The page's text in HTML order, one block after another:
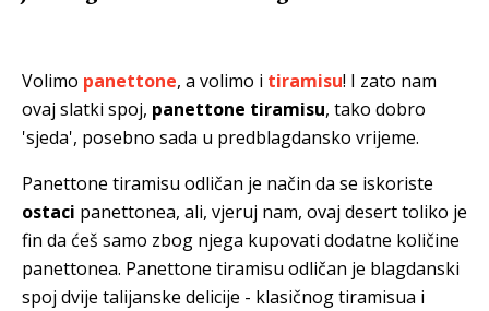
Volimo panettone, a volimo i tiramisu! I zato nam
ovaj slatki spoj, panettone tiramisu, tako dobro
'sjeda', posebno sada u predblagdansko vrijeme.
Panettone tiramisu odličan je način da se iskoriste
ostaci panettonea, ali, vjeruj nam, ovaj desert toliko je
fin da ćeš samo zbog njega kupovati dodatne količine
panettonea. Panettone tiramisu odličan je blagdanski
spoj dvije talijanske delicije - klasičnog tiramisua i